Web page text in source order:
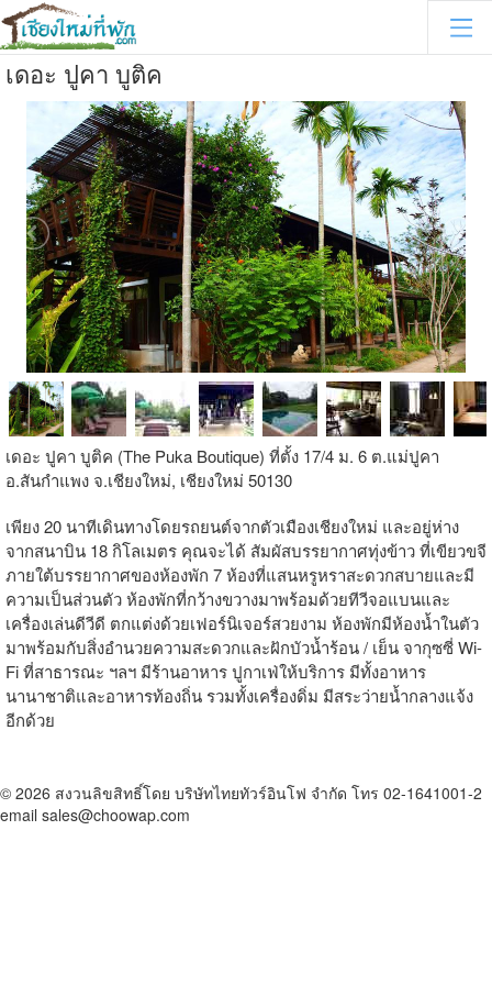
เดอะ ปูคา บูติค
เดอะ ปูคา บูติค (The Puka Boutique) ที่ตั้ง 17/4 ม. 6 ต.แม่ปูคา
อ.สันกำแพง จ.เชียงใหม่, เชียงใหม่ 50130
เพียง 20 นาทีเดินทางโดยรถยนต์จากตัวเมืองเชียงใหม่ และอยู่ห่าง
จากสนาบิน 18 กิโลเมตร คุณจะได้ สัมผัสบรรยากาศทุ่งข้าว ที่เขียวขจี
ภายใต้บรรยากาศของห้องพัก 7 ห้องที่แสนหรูหราสะดวกสบายและมี
ความเป็นส่วนตัว ห้องพักที่กว้างขวางมาพร้อมด้วยทีวีจอแบนและ
เครื่องเล่นดีวีดี ตกแต่งด้วยเฟอร์นิเจอร์สวยงาม ห้องพักมีห้องน้ำในตัว
มาพร้อมกับสิ่งอำนวยความสะดวกและฝักบัวน้ำร้อน / เย็น จากุซซี่ Wi-
Fi ที่สาธารณะ ฯลฯ มีร้านอาหาร ปูกาเฟ่ให้บริการ มีทั้งอาหาร
นานาชาติและอาหารท้องถิ่น รวมทั้งเครื่องดิ่ม มีสระว่ายน้ำกลางแจ้ง
อีกด้วย
© 2026 สงวนลิขสิทธิ์โดย บริษัทไทยทัวร์อินโฟ จำกัด โทร 02-1641001-2
email sales@choowap.com